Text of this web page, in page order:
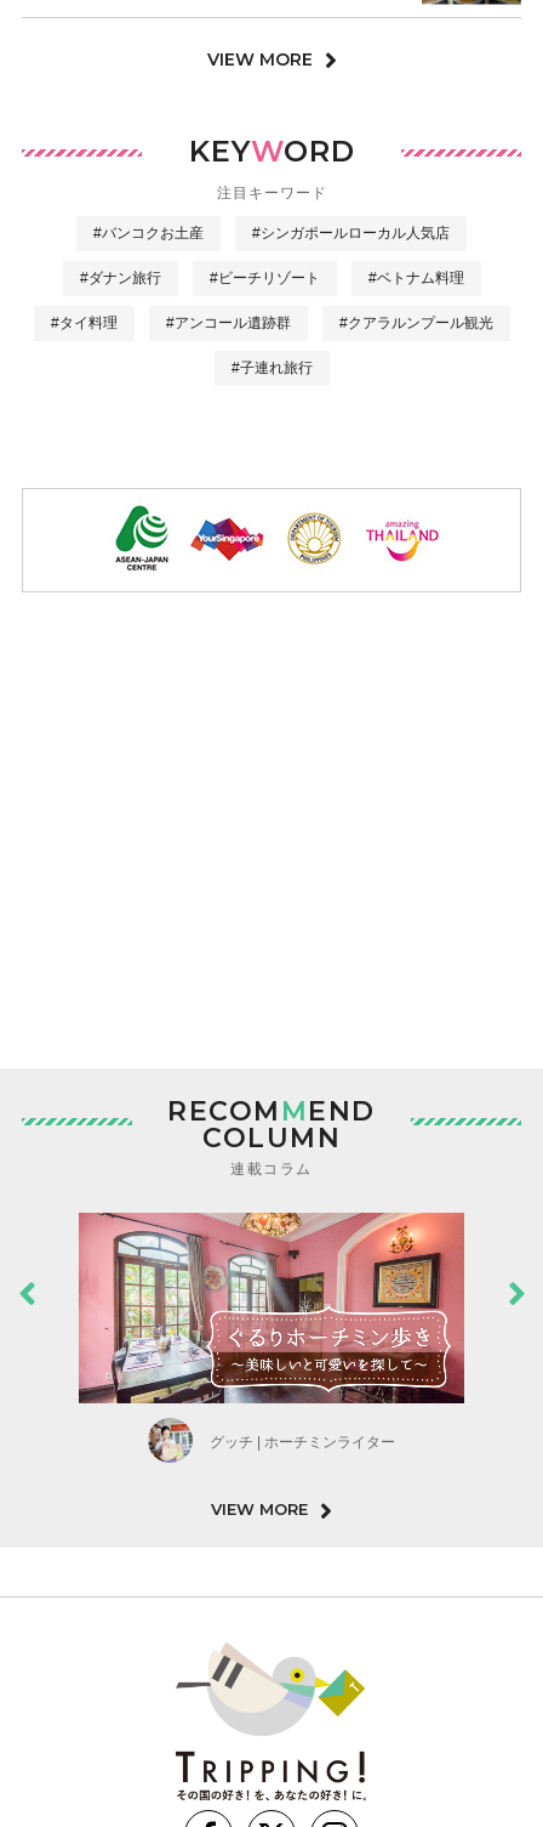
VIEW MORE
KEYWORD
注目キーワード
#バンコクお土産 #シンガポールローカル人気店
#ダナン旅行 #ビーチリゾート #ベトナム料理
#タイ料理 #アンコール遺跡群 #クアラルンプール観光
#子連れ旅行
RECOM MEND
COLUMN
連載コラム
グッチ | ホーチミンライター
VIEW MORE